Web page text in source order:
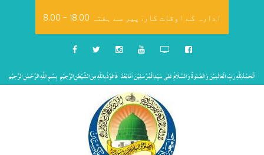
8.00 - 18.00 ادارہ کے اوقات کار: پیر سے ہفتہ